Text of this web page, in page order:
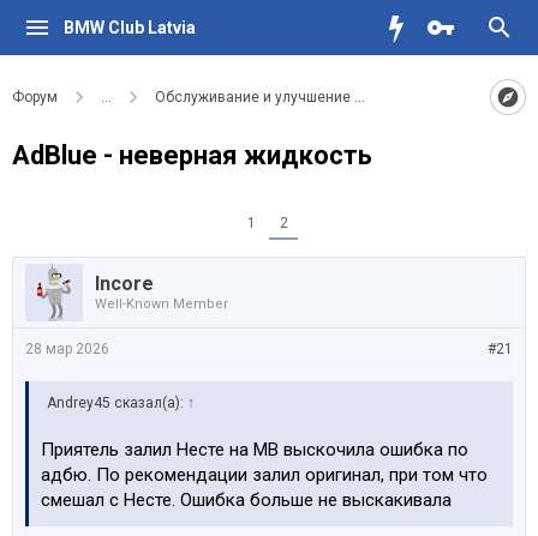
BMW Club Latvia
Форум ... Обслуживание и улучшение вашего BMW
AdBlue - неверная жидкость
1 2
Incore
Well-Known Member
#21
28 мар 2026
Andrey45 сказал(а): ↑
Приятель залил Несте на МВ выскочила ошибка по
адбю. По рекомендации залил оригинал, при том что
смешал с Несте. Ошибка больше не выскакивала